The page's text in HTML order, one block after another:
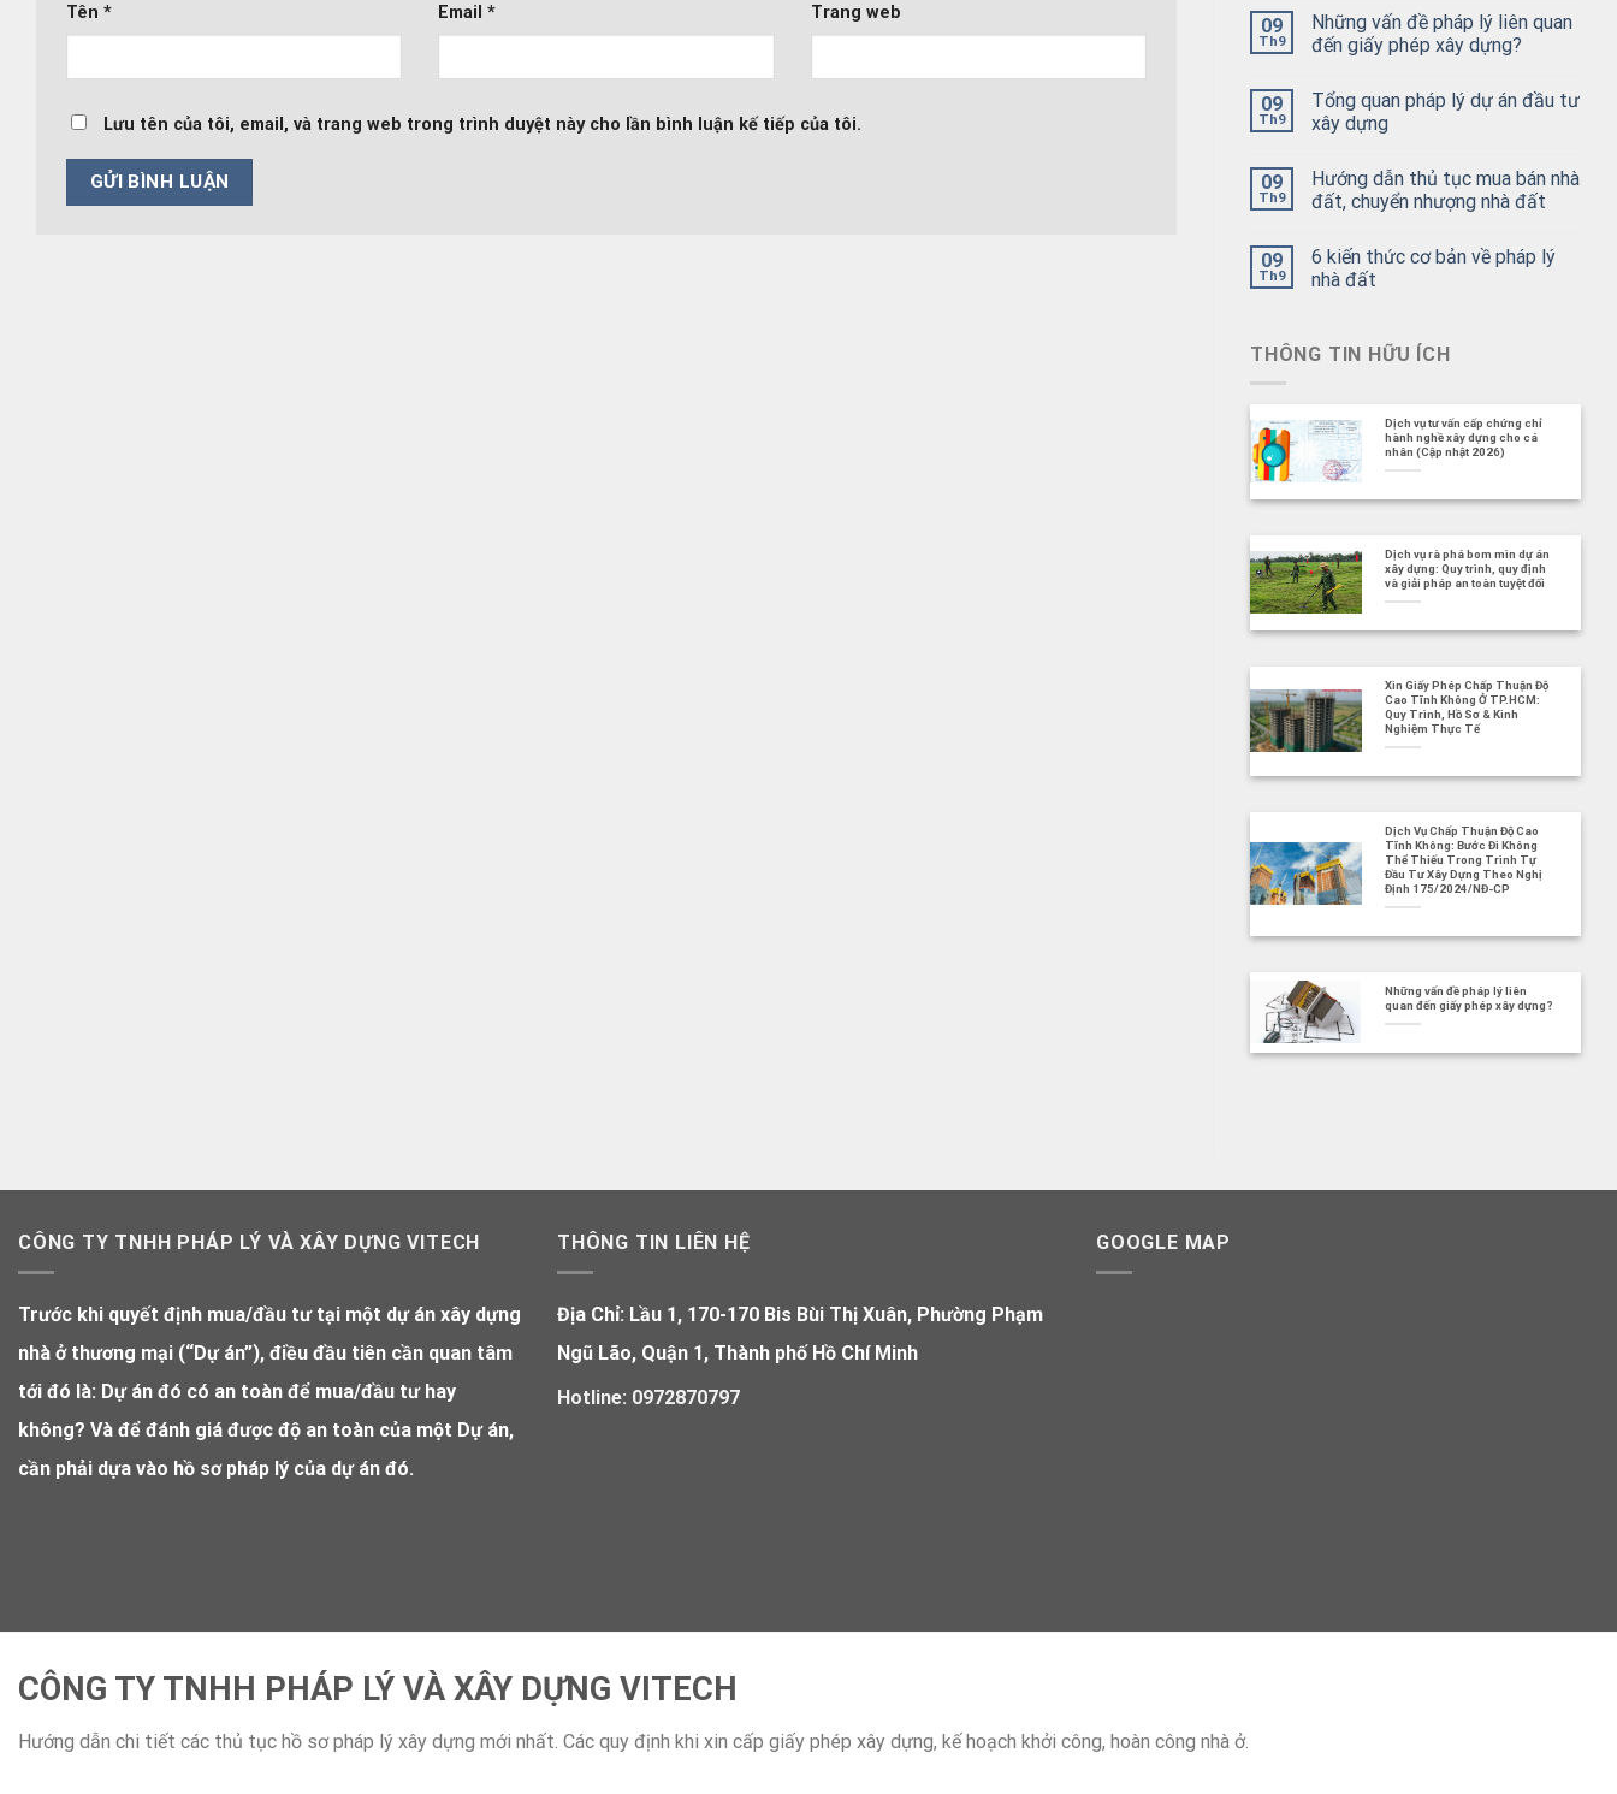
Tên * Email* Trang web
Lưu tên của tôi, email, và trang web trong trình duyệt này cho lần bình luận kế tiếp của tôi.
09
Th9
Những vấn đề pháp lý liên quan
đến giấy phép xây dựng?
09
Th9
Tổng quan pháp lý dự án đầu tư
xây dựng
09
Th9
Hướng dẫn thủ tục mua bán nhà
đất, chuyển nhượng nhà đất
09
Th9
6 kiến thức cơ bản về pháp lý
nhà đất
THÔNG TIN HỮU ÍCH
Dịch vụ tư vấn cấp chứng chỉ
hành nghề xây dựng cho cá
nhân (Cập nhật 2026)
Dịch vụ rà phá bom mìn dự án
xây dựng: Quy trình, quy định
và giải pháp an toàn tuyệt đối
Xin Giấy Phép Chấp Thuận Độ
Cao Tĩnh Không Ở TP.HCM:
Quy Trình, Hồ Sơ & Kinh
Nghiệm Thực Tế
Dịch Vụ Chấp Thuận Độ Cao
Tĩnh Không: Bước Đi Không
Thể Thiếu Trong Trình Tự
Đầu Tư Xây Dựng Theo Nghị
Định 175/2024/NĐ-CP
Những vấn đề pháp lý liên
quan đến giấy phép xây dựng?
CÔNG TY TNHH PHÁP LÝ VÀ XÂY DỰNG VITECH
Trước khi quyết định mua/đầu tư tại một dự án xây dựng
nhà ở thương mại (“Dự án”), điều đầu tiên cần quan tâm
tới đó là: Dự án đó có an toàn để mua/đầu tư hay
không? Và để đánh giá được độ an toàn của một Dự án,
cần phải dựa vào hồ sơ pháp lý của dự án đó.
THÔNG TIN LIÊN HỆ
Địa Chỉ: Lầu 1, 170-170 Bis Bùi Thị Xuân, Phường Phạm
Ngũ Lão, Quận 1, Thành phố Hồ Chí Minh
Hotline: 0972870797
GOOGLE MAP
CÔNG TY TNHH PHÁP LÝ VÀ XÂY DỰNG VITECH
Hướng dẫn chi tiết các thủ tục hồ sơ pháp lý xây dựng mới nhất. Các quy định khi xin cấp giấy phép xây dựng, kế hoạch khởi công, hoàn công nhà ở.